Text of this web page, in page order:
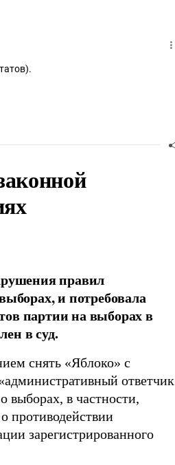
правил
и потребовала
партии на выборах в
в суд.
снять «Яблоко» с
ответчик
выборах, в частности,
противодействии
зарегистрированного